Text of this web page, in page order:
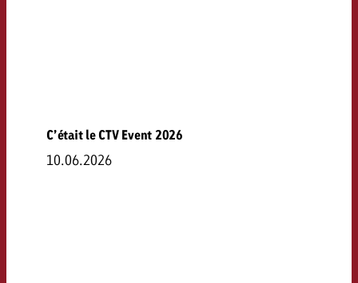
C’était le CTV Event 2026
10.06.2026